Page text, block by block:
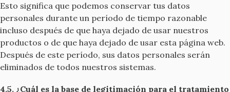
Esto significa que podemos conservar tus datos
personales durante un período de tiempo razonable
incluso después de que haya dejado de usar nuestros
productos o de que haya dejado de usar esta página web.
Después de este período, sus datos personales serán
eliminados de todos nuestros sistemas.
4.5. ¿Cuál es la base de legitimación para el tratamiento